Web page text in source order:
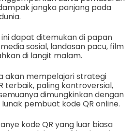
jangka panjang pada
dapat ditemukan di papan
sosial, landasan pacu, film
di langit malam.
akan mempelajari strategi
terbaik, paling kontroversial,
dimungkinkan dengan
pembuat kode QR online.
kode QR yang luar biasa